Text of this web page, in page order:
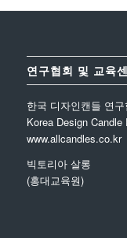
연구협회 및 교육
한국 디자인캔들 연구
Korea Design
www.allcandles.co.kr
빅토리아 살롱
(홍대교육원)